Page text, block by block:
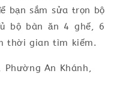
bạn sắm sửa trọn bộ
bộ bàn ăn 4 ghế, 6
thời gian tìm kiếm.
An Khánh,